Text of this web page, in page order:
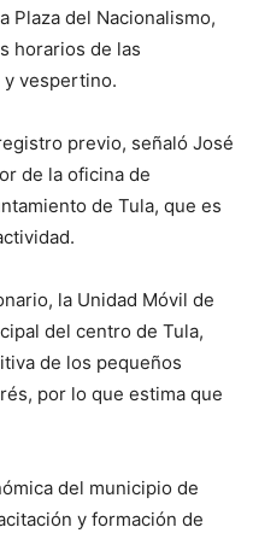
Plaza del Nacionalismo,
horarios de las
y vespertino.
previo, señaló José
de la oficina de
de Tula, que es
la Unidad Móvil de
del centro de Tula,
de los pequeños
por lo que estima que
del municipio de
y formación de